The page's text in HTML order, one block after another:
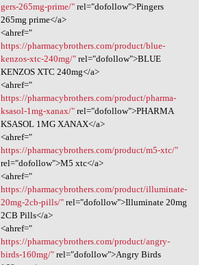
gers-265mg-prime/"rel="dofollow">Pingers
265mg prime</a>
<ahref="
https://pharmacybrothers.com/product/blue-
kenzos-xtc-240mg/"rel="dofollow">BLUE
KENZOS XTC 240mg</a>
<ahref="
https://pharmacybrothers.com/product/pharma-
ksasol-1mg-xanax/"rel="dofollow">PHARMA
KSASOL 1MG XANAX</a>
<ahref="
https://pharmacybrothers.com/product/m5-xtc/"
rel="dofollow">M5 xtc</a>
<ahref="
https://pharmacybrothers.com/product/illuminate-
20mg-2cb-pills/"rel="dofollow">Illuminate 20mg
2CB Pills</a>
<ahref="
https://pharmacybrothers.com/product/angry-
birds-160mg/"rel="dofollow">Angry Birds